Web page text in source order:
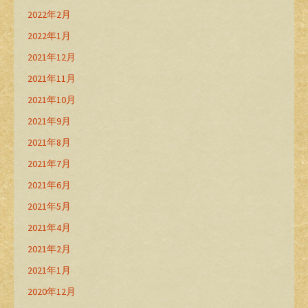
2022年2月
2022年1月
2021年12月
2021年11月
2021年10月
2021年9月
2021年8月
2021年7月
2021年6月
2021年5月
2021年4月
2021年2月
2021年1月
2020年12月